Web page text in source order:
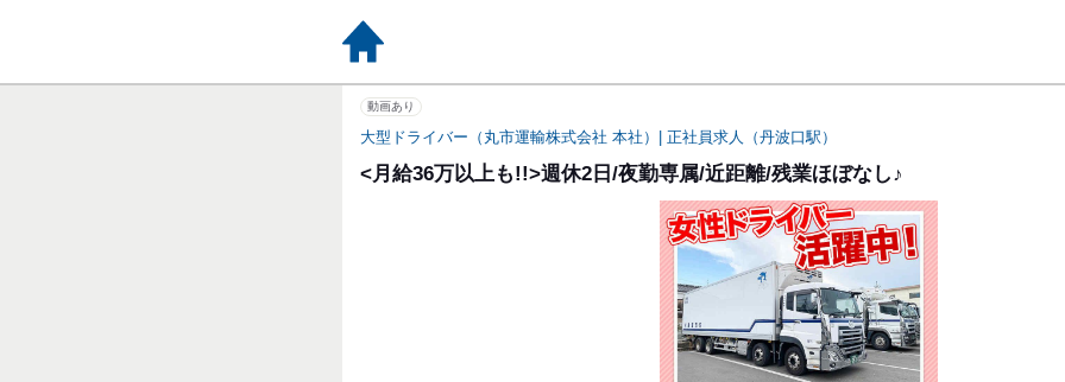
動画あり
大型ドライバー（丸市運輸株式会社 本社）| 正社員求人（丹波口駅）
<月給36万以上も!!>週休2日/夜勤専属/近距離/残業ほぼなし♪